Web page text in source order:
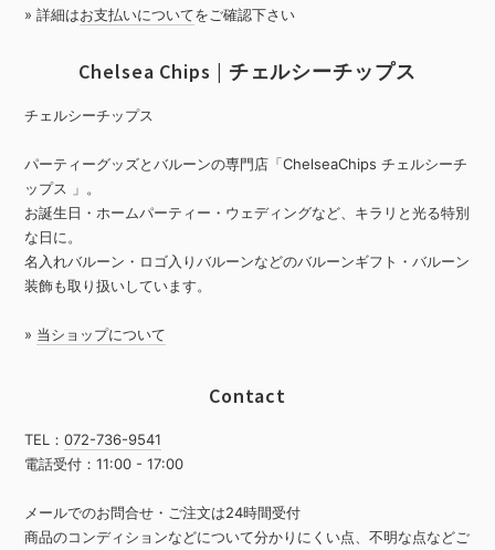
» 詳細はお支払いについてをご確認下さい
Chelsea Chips | チェルシーチップス
チェルシーチップス
パーティーグッズとバルーンの専門店「ChelseaChips チェルシーチ
ップス 」。
お誕生日・ホームパーティー・ウェディングなど、キラリと光る特別
な日に。
名入れバルーン・ロゴ入りバルーンなどのバルーンギフト・バルーン
装飾も取り扱いしています。
» 当ショップについて
Contact
TEL：072-736-9541
電話受付：11:00 - 17:00
メールでのお問合せ・ご注文は24時間受付
商品のコンディションなどについて分かりにくい点、不明な点などご